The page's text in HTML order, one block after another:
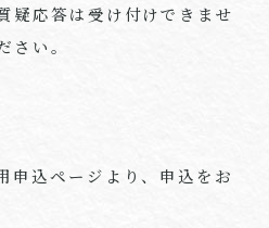
疑応答は受け付けできませ
さい。
申込ページより、申込をお